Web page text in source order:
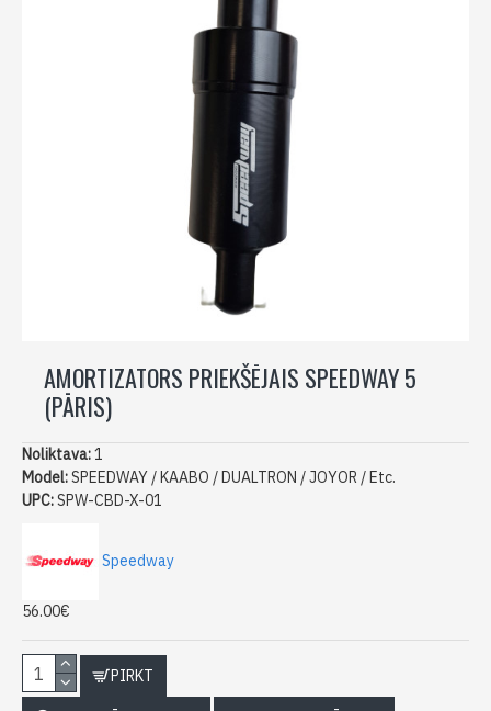
AMORTIZATORS PRIEKŠĒJAIS SPEEDWAY 5
(PĀRIS)
Noliktava:1
Model:SPEEDWAY / KAABO / DUALTRON / JOYOR / Etc.
UPC:SPW-CBD-X-01
Speedway
56.00€
PIRKT